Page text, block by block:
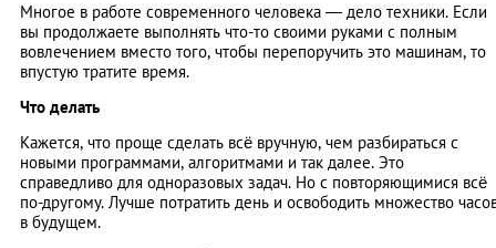
Многое в работе современного человека — дело техники. Если
вы продолжаете выполнять что-то своими руками с полным
вовлечением вместо того, чтобы перепоручить это машинам, то
впустую тратите время.
Что делать
Кажется, что проще сделать всё вручную, чем разбираться с
новыми программами, алгоритмами и так далее. Это
справедливо для одноразовых задач. Но с повторяющимися всё
по-другому. Лучше потратить день и освободить множество
в будущем.